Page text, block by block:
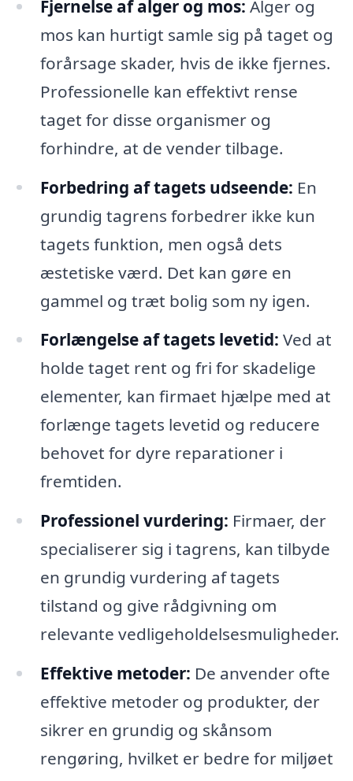
Fjernelse af alger og mos: Alger og
mos kan hurtigt samle sig på taget og
forårsage skader, hvis de ikke fjernes.
Professionelle kan effektivt rense
taget for disse organismer og
forhindre, at de vender tilbage.
Forbedring af tagets udseende: En
grundig tagrens forbedrer ikke kun
tagets funktion, men også dets
æstetiske værd. Det kan gøre en
gammel og træt bolig som ny igen.
Forlængelse af tagets levetid: Ved at
holde taget rent og fri for skadelige
elementer, kan firmaet hjælpe med at
forlænge tagets levetid og reducere
behovet for dyre reparationer i
fremtiden.
Professionel vurdering: Firmaer, der
specialiserer sig i tagrens, kan tilbyde
en grundig vurdering af tagets
tilstand og give rådgivning om
relevante vedligeholdelsesmuligheder.
Effektive metoder: De anvender ofte
effektive metoder og produkter, der
sikrer en grundig og skånsom
rengøring, hvilket er bedre for miljøet